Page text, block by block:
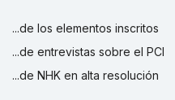
...de los elementos inscritos
...de entrevistas sobre el PCI
...de NHK en alta resolución